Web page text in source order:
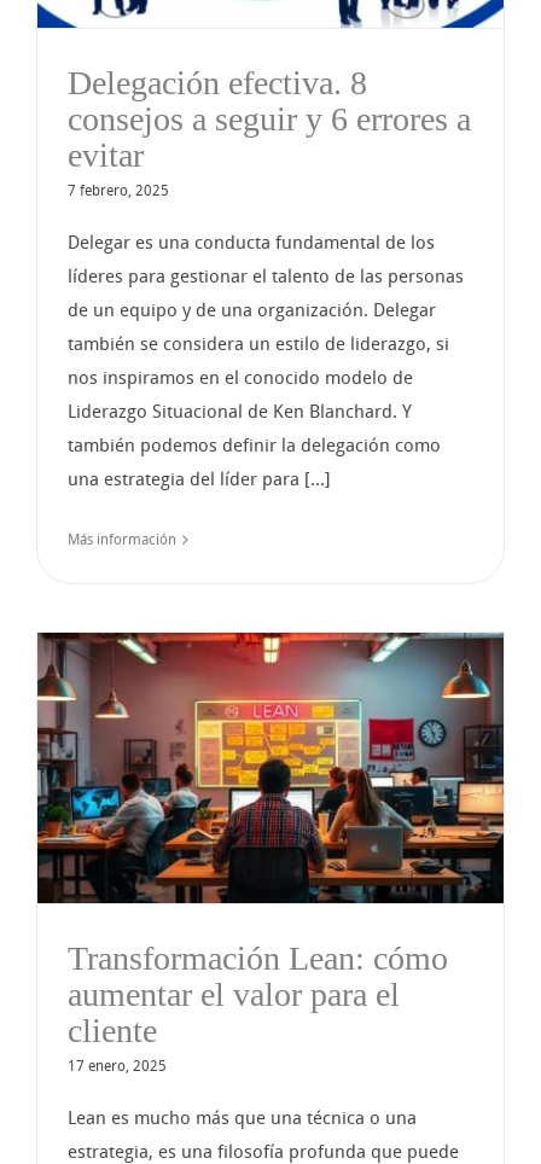
Delegación efectiva. 8
consejos a seguir y 6 errores a
evitar
7 febrero, 2025
Delegar es una conducta fundamental de los
líderes para gestionar el talento de las personas
de un equipo y de una organización. Delegar
también se considera un estilo de liderazgo, si
nos inspiramos en el conocido modelo de
Liderazgo Situacional de Ken Blanchard. Y
también podemos definir la delegación como
una estrategia del líder para [...]
Más información
Transformación Lean: cómo
aumentar el valor para el
cliente
17 enero, 2025
Lean es mucho más que una técnica o una
estrategia, es una filosofía profunda que puede